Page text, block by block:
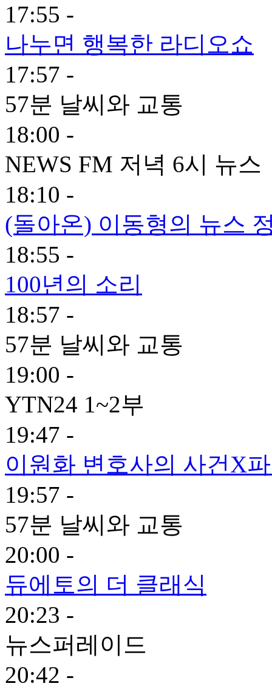
17:55 -
나누면 행복한 라디오쇼
17:57 -
57분 날씨와 교통
18:00 -
NEWS FM 저녁 6시 뉴스
18:10 -
(돌아온) 이동형의 뉴스
18:55 -
100년의 소리
18:57 -
57분 날씨와 교통
19:00 -
YTN24 1~2부
19:47 -
이원화 변호사의 사건X
19:57 -
57분 날씨와 교통
20:00 -
듀에토의 더 클래식
20:23 -
뉴스퍼레이드
20:42 -